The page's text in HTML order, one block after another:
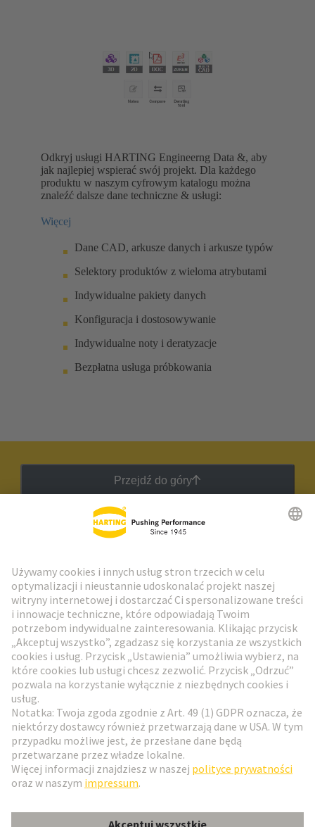
Odkryj usługi HARTING Engineerng Data &, aby
jak najlepiej wspierać swój projekt. Dla każdego
produktu w naszym cyfrowym katalogu można
znaleźć dalsze dane techniczne & usługi:
Więcej
Dane CAD, arkusze danych i arkusze typów
Selektory produktów z wieloma atrybutami
Indywidualne pakiety danych
Konfiguracja i dostosowywanie
Indywidualne noty i deratyzacje
Bezpłatna usługa próbkowania
Przejdź do góry
Przejdź do rejestracji
Social Media
Polski